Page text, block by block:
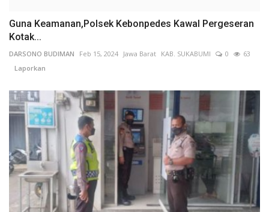
Guna Keamanan,Polsek Kebonpedes Kawal Pergeseran
Kotak...
DARSONO BUDIMAN Feb 15, 2024 Jawa Barat KAB. SUKABUMI 0
63
Laporkan